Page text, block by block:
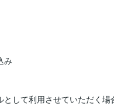
み
して利用させていただく場